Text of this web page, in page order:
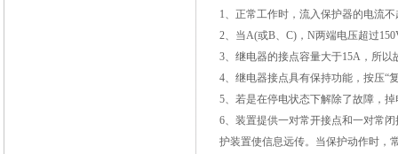
1、正常工作时，流入保护器的电流
2、当A(或B、C)，N两端电压超过
3、继电器的接点容量大于15A，所
4、继电器接点具有保持功能，按压“
5、若是在停电状态下解除了故障，
6、装置提供一对常开接点和一对常
护装置使信息远传。当保护动作时，